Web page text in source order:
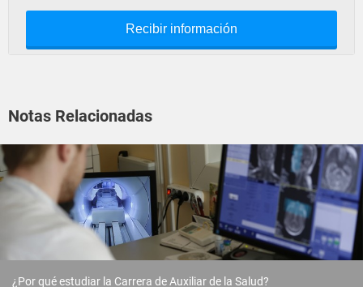
Recibir información
Notas Relacionadas
¿Por qué estudiar la Carrera de Auxiliar de la Salud?